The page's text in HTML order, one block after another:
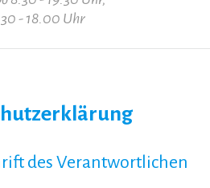
- 18.00 Uhr
des Verantwortlichen